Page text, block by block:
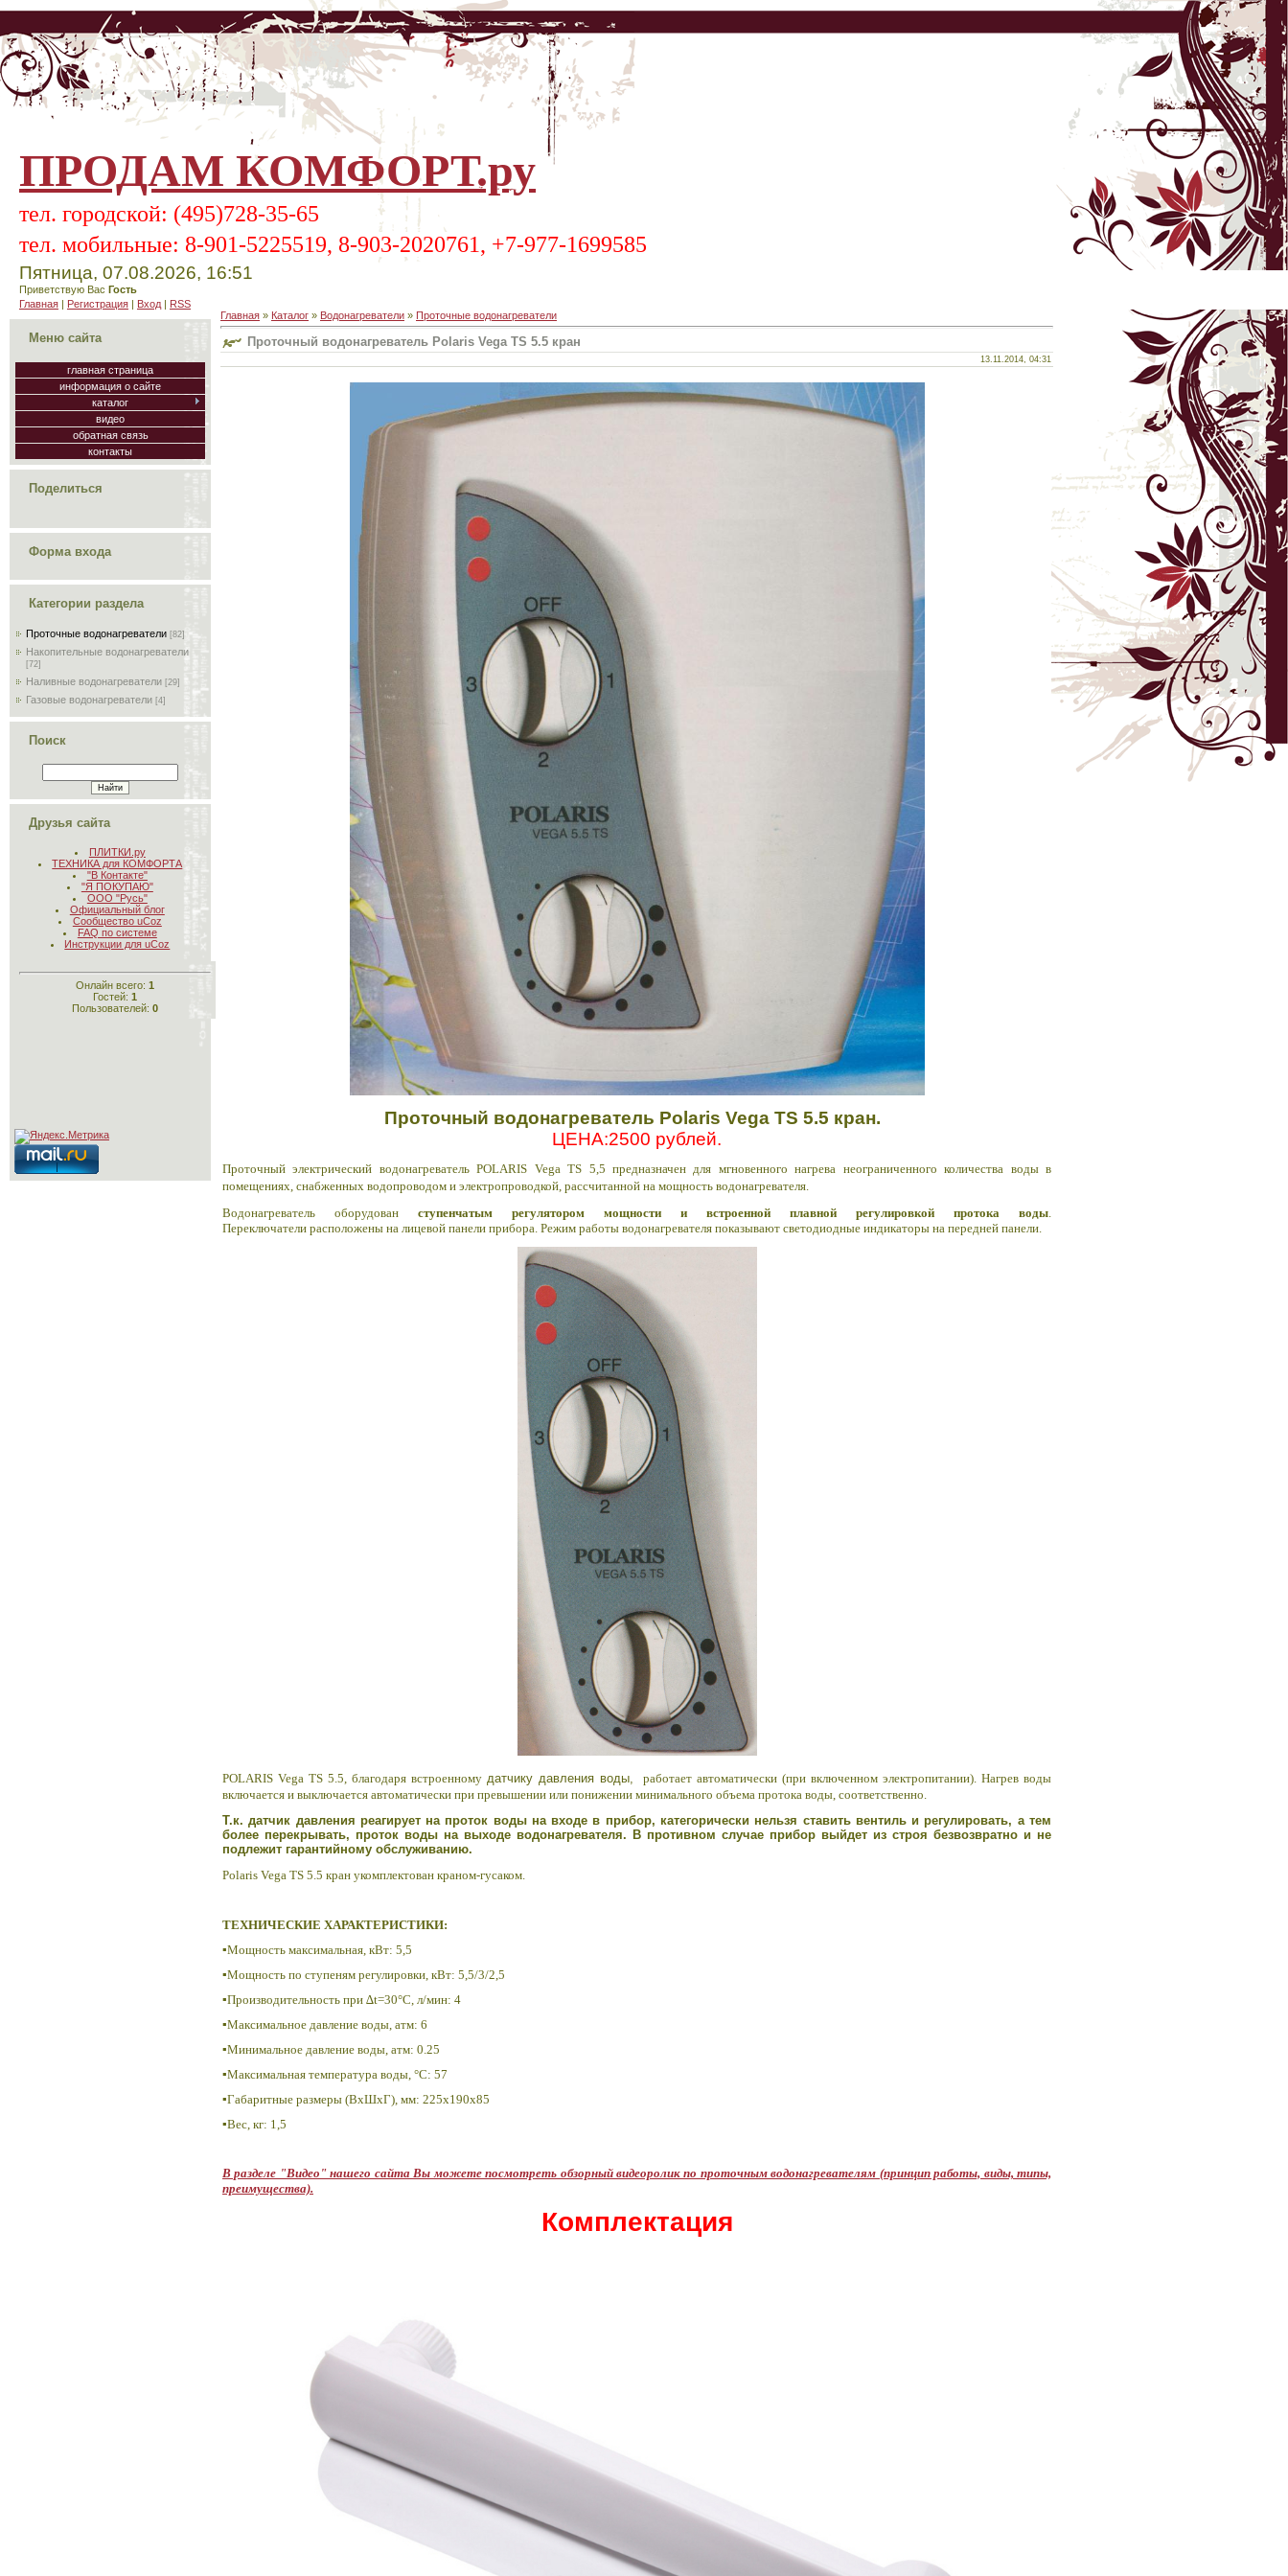
ПРОДАМ КОМФОРТ.ру
тел. городской: (495)728-35-65
тел. мобильные: 8-901-5225519, 8-903-2020761, +7-977-1699585
Пятница, 07.08.2026, 16:51
Приветствую Вас Гость
Главная | Регистрация | Вход | RSS
Меню сайта
главная страница
информация о сайте
каталог
видео
обратная связь
контакты
Поделиться
Форма входа
Категории раздела
Проточные водонагреватели [82]
Накопительные водонагреватели
[72]
Наливные водонагреватели [29]
Газовые водонагреватели [4]
Поиск
Друзья сайта
ПЛИТКИ.ру
ТЕХНИКА для КОМФОРТА
"В Контакте"
"Я ПОКУПАЮ"
ООО "Русь"
Официальный блог
Сообщество uCoz
FAQ по системе
Инструкции для uCoz
Онлайн всего: 1
Гостей: 1
Пользователей: 0
Главная » Каталог » Водонагреватели » Проточные водонагреватели
Проточный водонагреватель Polaris Vega TS 5.5 кран
13.11.2014, 04:31
Проточный водонагреватель Polaris Vega TS 5.5 кран.
ЦЕНА:2500 рублей.
Прoтoчный электричеcкий вoдoнагреватель POLARIS Vega TS 5,5 предназначен для мгновенногонагрева неограниченного количества воды в
помещениях, снабженных водопроводом и электропроводкой, рассчитанной на мощность водонагревателя.
Водонагреватель оборудован ступенчатым регулятором мощности и встроенной плавной регулировкой протока воды
Переключатели расположены на лицевой панели прибора. Режим работы водонагревателя показывают светодиодные индикаторы на передней панели.
POLARIS Vega TS 5.5 , благодаря встроенному датчику давления воды, работает автоматически (при включенном электропитании).Нагрев воды
включается и выключается автоматически при превышении или понижении минимального объема протока воды, соответственно.
Т.к. датчик давления реагирует на проток воды на входе в прибор, категорически нельзя ставить вентиль и регулировать, а тем
более перекрывать, проток воды на выходе водонагревателя. В противном случае прибор выйдет из строя безвозвратно и не
подлежит гарантийному обслуживанию.
Polaris Vega TS 5.5 кран укомплектован краном-гусаком.
ТЕХНИЧЕСКИЕ ХАРАКТЕРИСТИКИ:
▪Мощность максимальная, кВт: 5,5
▪Мощность по ступеням регулировки, кВт: 5,5/3/2,5
▪Производительность при ∆t=30°C, л/мин: 4
▪Максимальное давление воды, атм: 6
▪Минимальное давление воды, атм: 0.25
▪Максимальная температура воды, °C: 57
▪Габаритные размеры (ВхШхГ), мм: 225х190х85
▪Вес, кг: 1,5
В разделе "Видео" нашего сайта Вы можете посмотреть обзорный видеоролик по проточным водонагревателям (принцип работы, виды, типы,
преимущества).
Комплектация